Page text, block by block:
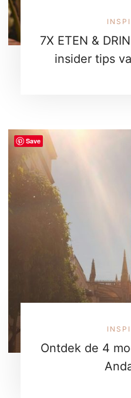
7X ETEN &
insider tips
Ontdek de 4
Save